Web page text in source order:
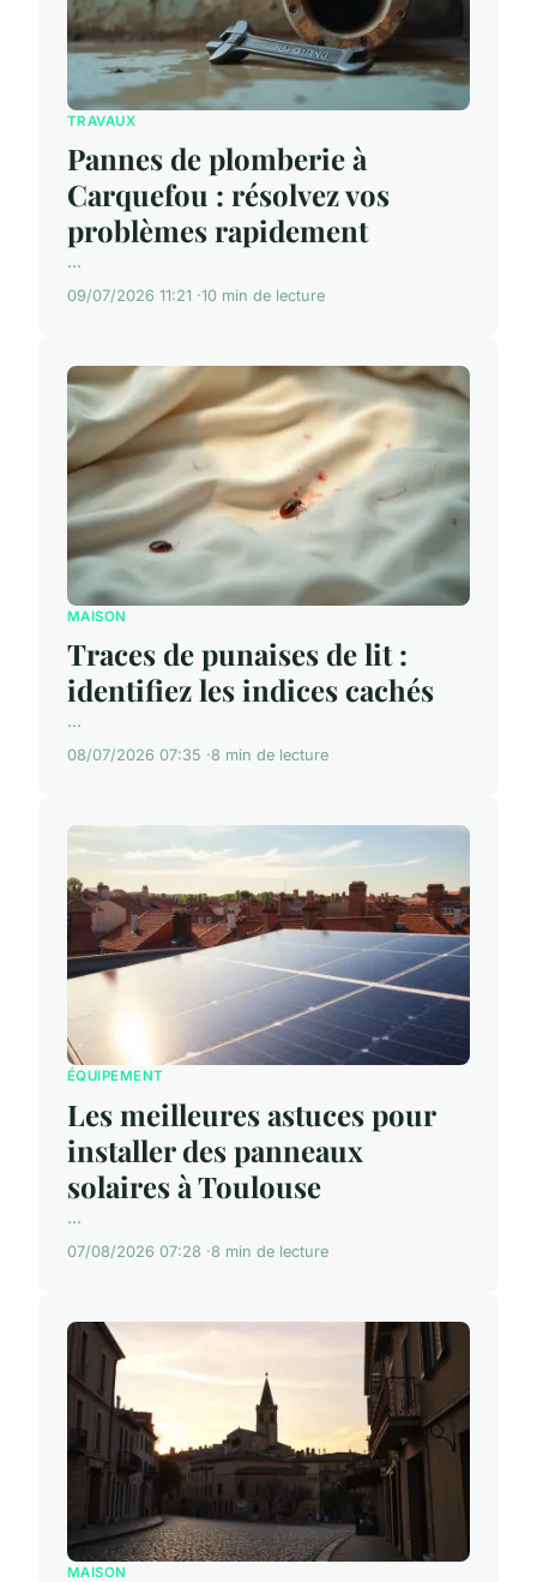
TRAVAUX
Pannes de plomberie à
Carquefou : résolvez vos
problèmes rapidement
...
09/07/2026 11:21 10 min de lecture
MAISON
Traces de punaises de lit :
identifiez les indices cachés
...
08/07/2026 07:35 8 min de lecture
ÉQUIPEMENT
Les meilleures astuces pour
installer des panneaux
solaires à Toulouse
...
07/08/2026 07:28 8 min de lecture
MAISON